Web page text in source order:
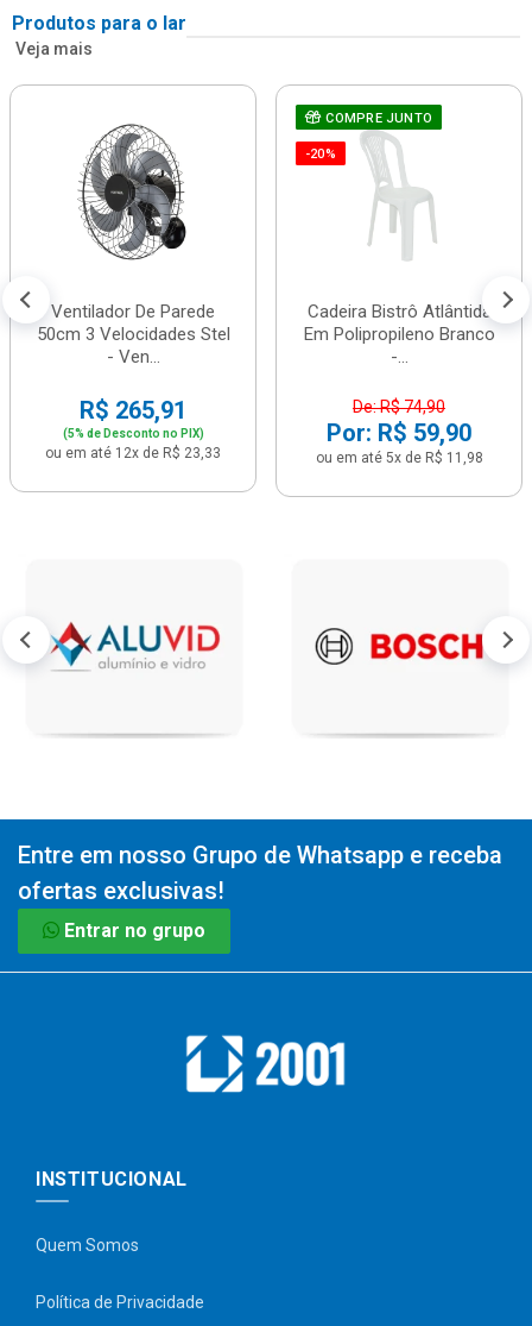
Produtos para o lar
Veja mais
Ventilador De Parede
50cm 3 Velocidades Stel
- Ven...
R$ 265,91
(5% de Desconto no PIX)
ou em até 12x de R$ 23,33
COMPRE JUNTO
-20%
Cadeira Bistrô Atlântida
Em Polipropileno Branco
-...
De: R$ 74,90
Por: R$ 59,90
ou em até 5x de R$ 11,98
Entre em nosso Grupo de Whatsapp e receba
ofertas exclusivas!
Entrar no grupo
INSTITUCIONAL
Quem Somos
Política de Privacidade